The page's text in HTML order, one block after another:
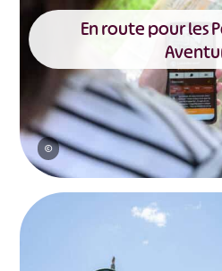
©
En route pour les